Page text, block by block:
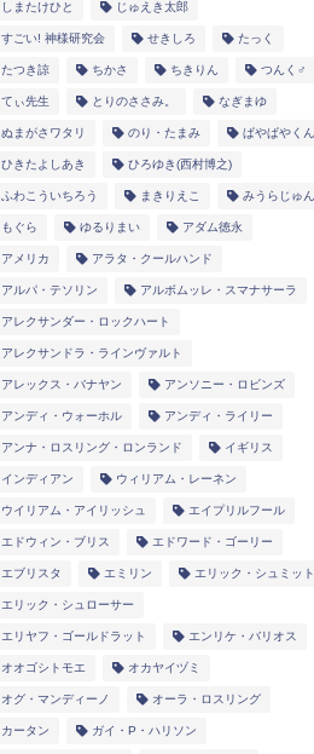
しまたけひと じゅえき太郎
すごい! 神様研究会 せきしろ たっく
たつき諒 ちかさ ちきりん つんく♂
てぃ先生 とりのささみ。 なぎまゆ
ぬまがさワタリ のり・たまみ ぱやぱやくん
ひきたよしあき ひろゆき(西村博之)
ふわこういちろう まきりえこ みうらじゅん
もぐら ゆるりまい アダム徳永
アメリカ アラタ・クールハンド
アルパ・テソリン アルボムッレ・スマナサーラ
アレクサンダー・ロックハート
アレクサンドラ・ラインヴァルト
アレックス・バナヤン アンソニー・ロビンズ
アンディ・ウォーホル アンディ・ライリー
アンナ・ロスリング・ロンランド イギリス
インディアン ウィリアム・レーネン
ウイリアム・アイリッシュ エイプリルフール
エドウィン・ブリス エドワード・ゴーリー
エブリスタ エミリン エリック・シュミット
エリック・シュローサー
エリヤフ・ゴールドラット エンリケ・バリオス
オオゴシトモエ オカヤイヅミ
オグ・マンディーノ オーラ・ロスリング
カータン ガイ・P・ハリソン